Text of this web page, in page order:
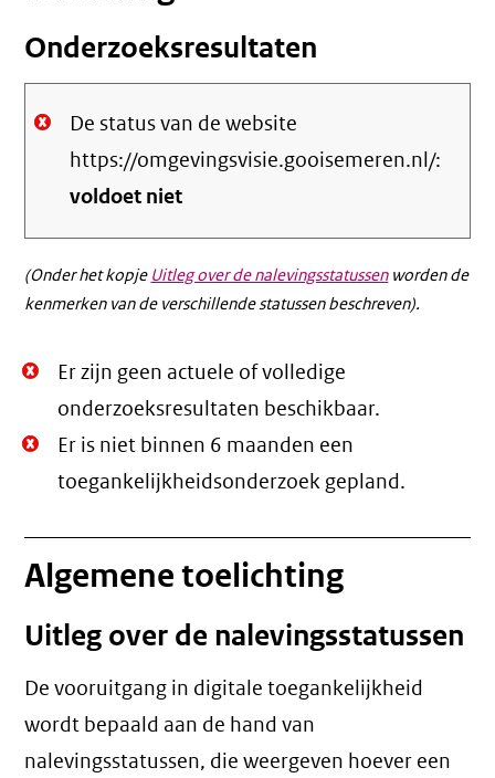
Onderzoeksresultaten
De status van de website
https://omgevingsvisie.gooisemeren.nl/:
voldoet niet
(Onder het kopje Uitleg over de nalevingsstatussenworden de
kenmerken van de verschillende statussen beschreven).
Niet
Oké.
Er zijn geen actuele of volledige
onderzoeksresultaten beschikbaar.
Niet
Oké.
Er is niet binnen 6 maanden een
toegankelijkheidsonderzoek gepland.
Algemene toelichting
Uitleg over de nalevingsstatussen
De vooruitgang in digitale toegankelijkheid
wordt bepaald aan de hand van
nalevingsstatussen, die weergeven hoever een